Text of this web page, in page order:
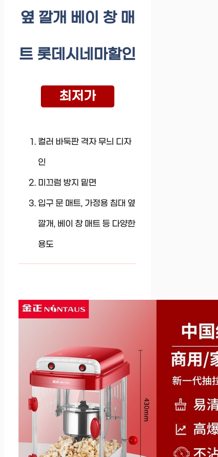
옆 깔개 베이 창 매
트 롯데시네마할인
최저가
컬러 바둑판 격자 무늬 디자
인
미끄럼 방지 밑면
입구 문 매트, 가정용 침대 옆
깔개, 베이 창 매트 등 다양한
용도